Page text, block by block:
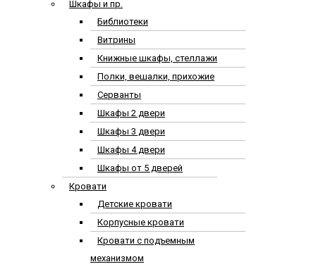
Шкафы и пр.
Библиотеки
Витрины
Книжные шкафы, стеллажи
Полки, вешалки, прихожие
Серванты
Шкафы 2 двери
Шкафы 3 двери
Шкафы 4 двери
Шкафы от 5 дверей
Кровати
Детские кровати
Корпусные кровати
Кровати с подъемным
механизмом